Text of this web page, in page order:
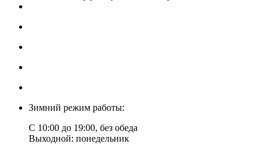
Зимний режим работы:
С 10:00 до 19:00, без обеда
Выходной: понедельник